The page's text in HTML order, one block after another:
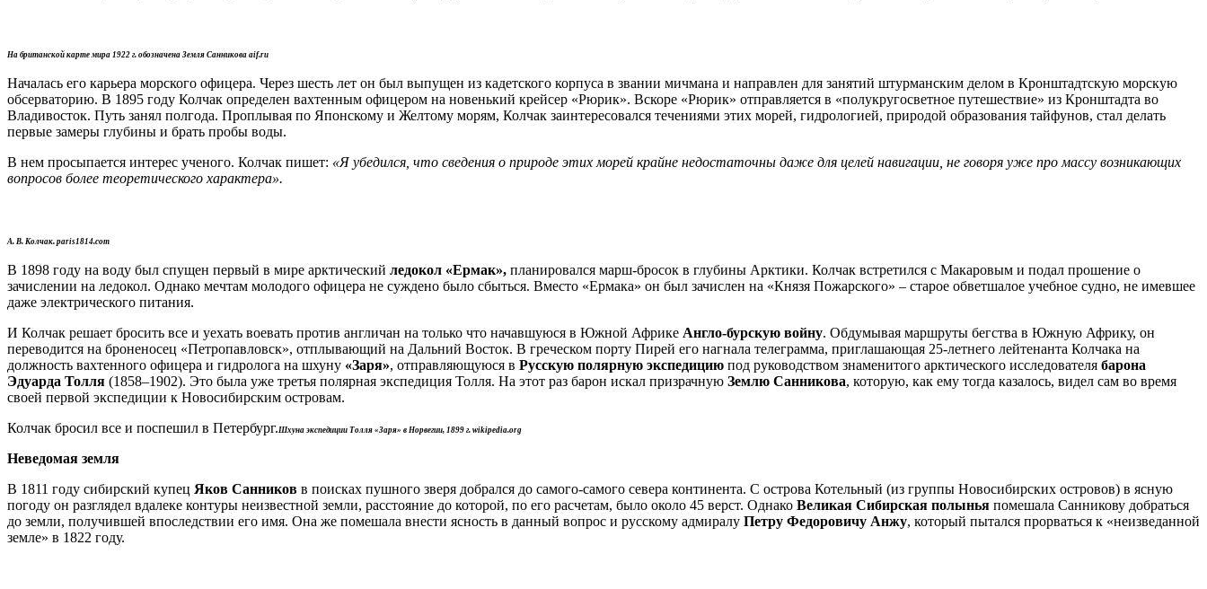
На британской карте мира 1922 г. обозначена Земля Санникова aif.ru
Началась его карьера морского офицера. Через шесть лет он был выпущен из кадетского корпуса в звании мичмана и направлен для занятий штурманским делом в Кронштадтскую морскую
обсерваторию. В 1895 году Колчак определен вахтенным офицером на новенький крейсер «Рюрик». Вскоре «Рюрик» отправляется в «полукругосветное путешествие» из Кронштадта во
Владивосток. Путь занял полгода. Проплывая по Японскому и Желтому морям, Колчак заинтересовался течениями этих морей, гидрологией, природой образования тайфунов, стал делать
первые замеры глубины и брать пробы воды.
В нем просыпается интерес ученого. Колчак пишет: «Я убедился, что сведения о природе этих морей крайне недостаточны даже для целей навигации, не говоря уже про массу возникающих
вопросов более теоретического характера».
А. В. Колчак. paris1814.com
В 1898 году на воду был спущен первый в мире арктический ледокол «Ермак», планировался марш-бросок в глубины Арктики. Колчак встретился с Макаровым и подал прошение о
зачислении на ледокол. Однако мечтам молодого офицера не суждено было сбыться. Вместо «Ермака» он был зачислен на «Князя Пожарского» – старое обветшалое учебное судно, не имевшее
даже электрического питания.
И Колчак решает бросить все и уехать воевать против англичан на только что начавшуюся в Южной Африке Англо-бурскую войну. Обдумывая маршруты бегства в Южную Африку, он
переводится на броненосец «Петропавловск», отплывающий на Дальний Восток. В греческом порту Пирей его нагнала телеграмма, приглашающая 25-летнего лейтенанта Колчака на
должность вахтенного офицера и гидролога на шхуну «Заря», отправляющуюся в Русскую полярную экспедицию под руководством знаменитого арктического исследователя барона
Эдуарда Толля (1858–1902). Это была уже третья полярная экспедиция Толля. На этот раз барон искал призрачную Землю Санникова, которую, как ему тогда казалось, видел сам во время
своей первой экспедиции к Новосибирским островам.
Колчак бросил все и поспешил в Петербург. Шхуна экспедиции Толля «Заря» в Норвегии, 1899 г. wikipedia.org
Неведомая земля
В 1811 году сибирский купец Яков Санников в поисках пушного зверя добрался до самого-самого севера континента. С острова Котельный (из группы Новосибирских островов) в ясную
погоду он разглядел вдалеке контуры неизвестной земли, расстояние до которой, по его расчетам, было около 45 верст. Однако Великая Сибирская полынья помешала Санникову добраться
до земли, получившей впоследствии его имя. Она же помешала внести ясность в данный вопрос и русскому адмиралу Петру Федоровичу Анжу, который пытался прорваться к «неизведанной
земле» в 1822 году.